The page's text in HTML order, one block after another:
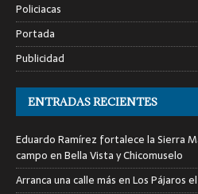
Policiacas
Portada
Publicidad
ENTRADAS RECIENTES
Eduardo Ramírez fortalece la Sierra
campo en Bella Vista y Chicomuselo
Arranca una calle más en Los Pájaros